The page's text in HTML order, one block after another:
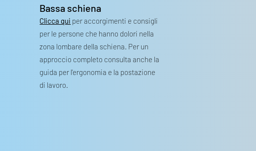
Bassa schiena
Clicca qui per accorgimenti e consigli
per le persone che hanno dolori nella
zona lombare della schiena. Per un
approccio completo consulta anche la
guida per l'ergonomia e la postazione
di lavoro.